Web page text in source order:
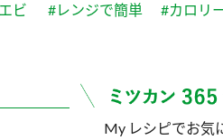
ビ #レンジで簡単 #カロリ
My レシピでお気